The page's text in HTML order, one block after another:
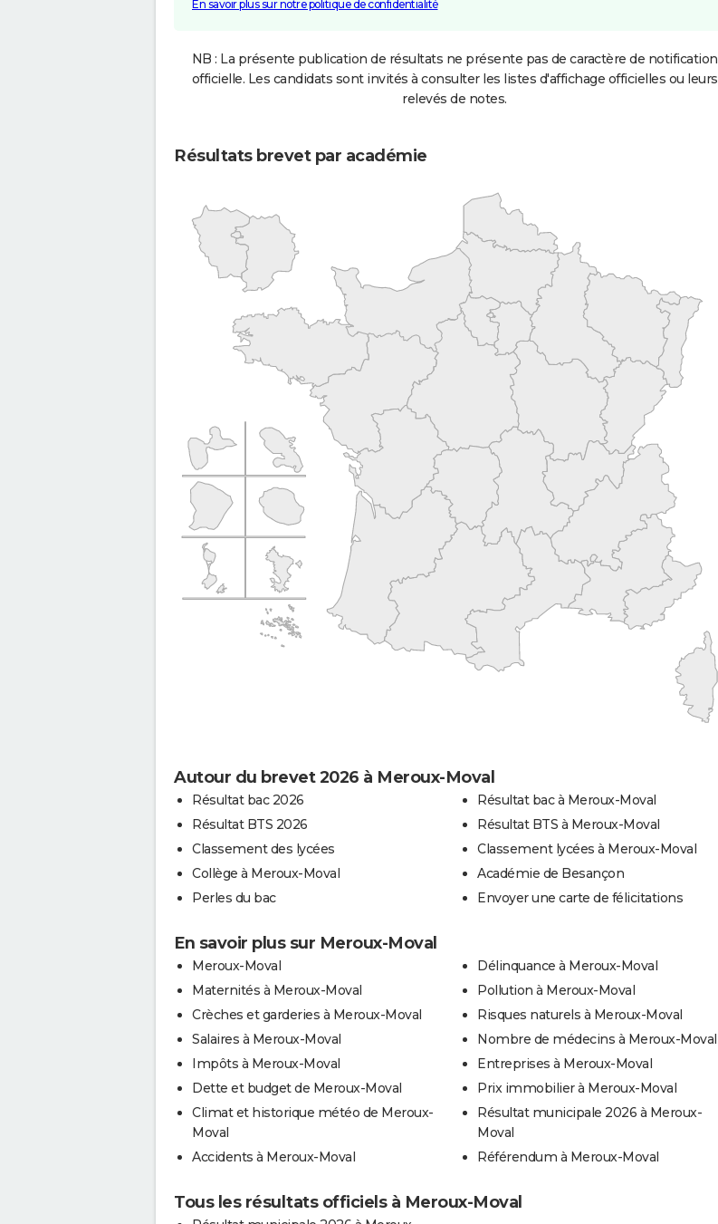
En savoir plus sur notre politique de confidentialité
NB : La présente publication de résultats ne présente pas de caractère de notification
officielle. Les candidats sont invités à consulter les listes d'affichage officielles ou leurs
relevés de notes.
Résultats brevet par académie
Autour du brevet 2026 à Meroux-Moval
Résultat bac 2026
Résultat BTS 2026
Classement des lycées
Collège à Meroux-Moval
Perles du bac
Résultat bac à Meroux-Moval
Résultat BTS à Meroux-Moval
Classement lycées à Meroux-Moval
Académie de Besançon
Envoyer une carte de félicitations
En savoir plus sur Meroux-Moval
Meroux-Moval
Maternités à Meroux-Moval
Crèches et garderies à Meroux-Moval
Salaires à Meroux-Moval
Impôts à Meroux-Moval
Dette et budget de Meroux-Moval
Climat et historique météo de Meroux-
Moval
Accidents à Meroux-Moval
Délinquance à Meroux-Moval
Pollution à Meroux-Moval
Risques naturels à Meroux-Moval
Nombre de médecins à Meroux-Moval
Entreprises à Meroux-Moval
Prix immobilier à Meroux-Moval
Résultat municipale 2026 à Meroux-
Moval
Référendum à Meroux-Moval
Tous les résultats officiels à Meroux-Moval